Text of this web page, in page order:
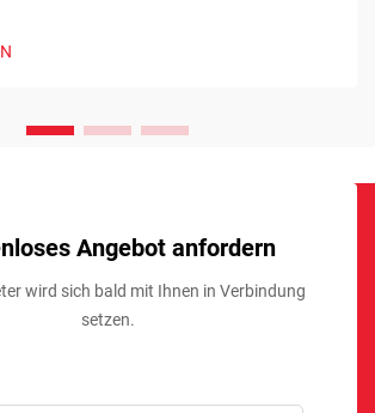
Angebot anfordern
wird sich bald mit Ihnen in Verbindung
setzen.